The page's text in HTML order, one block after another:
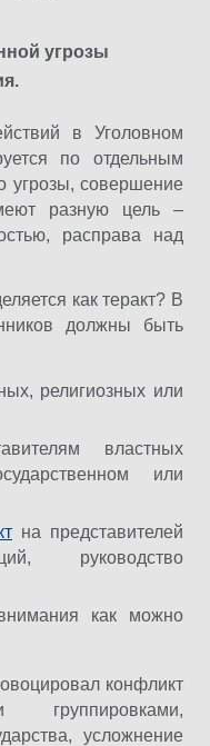
угрозы
в Уголовном
по отдельным
угрозы, совершение
разную цель –
расправа над
как теракт? В
должны быть
религиозных или
властных
или
на представителей
руководство
как можно
конфликт
группировками,
усложнение